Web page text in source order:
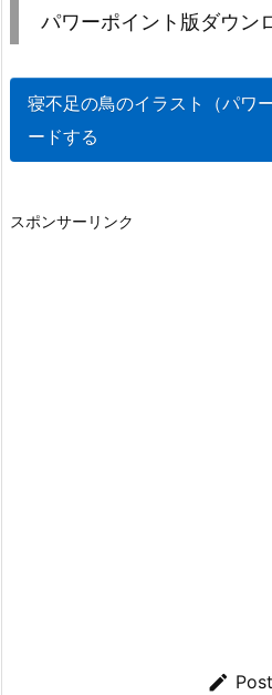
パワーポイント版ダウン
寝不足の鳥のイラスト（パワ
ードする
スポンサーリンク
